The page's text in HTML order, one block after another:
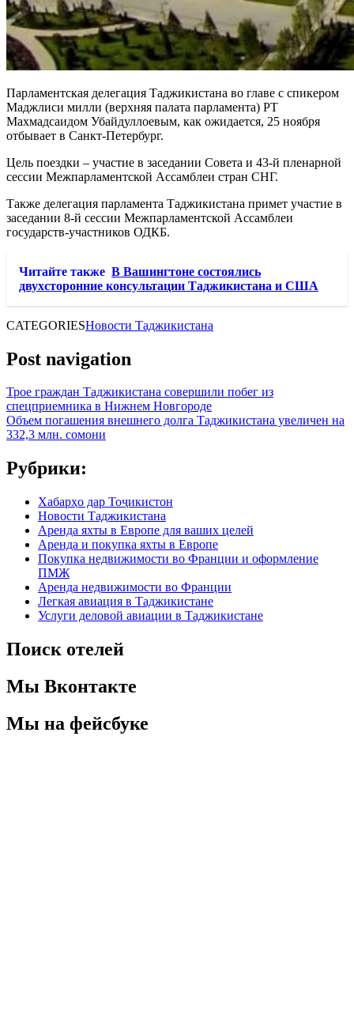
Парламентская делегация Таджикистана во главе с спикером
Маджлиси милли (верхняя палата парламента) РТ
Махмадсаидом Убайдуллоевым, как ожидается, 25 ноября
отбывает в Санкт-Петербург.
Цель поездки – участие в заседании Совета и 43-й пленарной
сессии Межпарламентской Ассамблеи стран СНГ.
Также делегация парламента Таджикистана примет участие в
заседании 8-й сессии Межпарламентской Ассамблеи
государств-участников ОДКБ.
Читайте также В Вашингтоне состоялись
двухсторонние консультации Таджикистана и США
CATEGORIESНовости Таджикистана
Post navigation
Трое граждан Таджикистана совершили побег из
спецприемника в Нижнем Новгороде
Объем погашения внешнего долга Таджикистана увеличен на
332,3 млн. сомони
Рубрики:
Хабарҳо дар Тоҷикистон
Новости Таджикистана
Аренда яхты в Европе для ваших целей
Аренда и покупка яхты в Европе
Покупка недвижимости во Франции и оформление
ПМЖ
Аренда недвижимости во Франции
Легкая авиация в Таджикистане
Услуги деловой авиации в Таджикистане
Поиск отелей
Мы Вконтакте
Мы на фейсбуке